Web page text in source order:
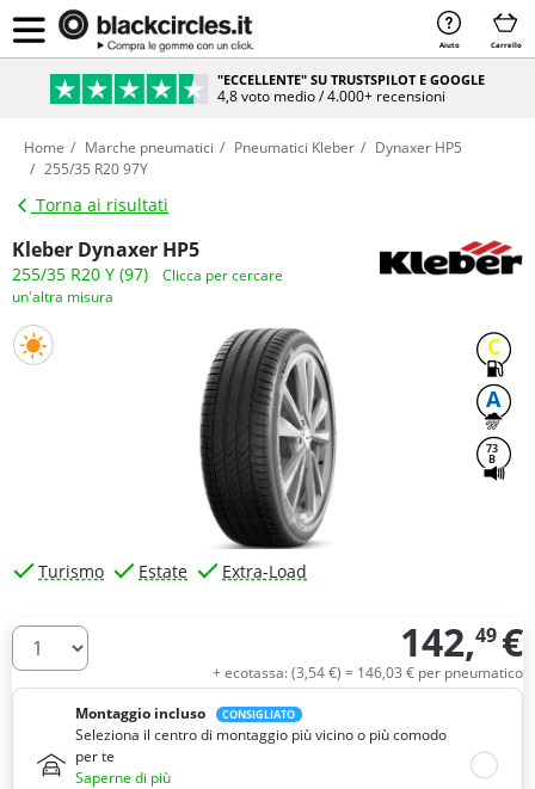
Aiuto Carrello
"ECCELLENTE" SU TRUSTSPILOT E GOOGLE
4,8 voto medio / 4.000+ recensioni
Home Marche pneumatici Pneumatici Kleber
Dynaxer HP5
255/35 R20 97Y
Torna ai risultati
Kleber Dynaxer HP5
255/35 R20 Y (97)
Clicca per cercare
un'altra misura
C
A
73
B
Turismo Estate Extra-Load
Quantità 142,49 €
+ ecotassa: (3,54€) = 146,03 € per pneumatico
Montaggio incluso
CONSIGLIATO
Seleziona il centro di montaggio più vicino o più comodo
per te
Saperne di più